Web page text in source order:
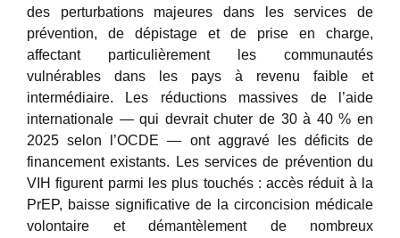
des perturbations majeures dans les services de
prévention, de dépistage et de prise en charge,
affectant particulièrement les communautés
vulnérables dans les pays à revenu faible et
intermédiaire. Les réductions massives de l’aide
internationale — qui devrait chuter de 30 à 40 % en
2025 selon l’OCDE — ont aggravé les déficits de
financement existants. Les services de prévention du
VIH figurent parmi les plus touchés : accès réduit à la
PrEP, baisse significative de la circoncision médicale
volontaire et démantèlement de nombreux